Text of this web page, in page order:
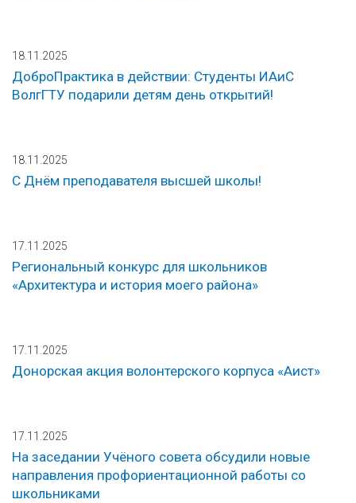
18.11.2025
ДоброПрактика в действии: Студенты ИАиС
ВолгГТУ подарили детям день открытий!
18.11.2025
С Днём преподавателя высшей школы!
17.11.2025
Региональный конкурс для школьников
«Архитектура и история моего района»
17.11.2025
Донорская акция волонтерского корпуса «Аист»
17.11.2025
На заседании Учёного совета обсудили новые
направления профориентационной работы со
школьниками